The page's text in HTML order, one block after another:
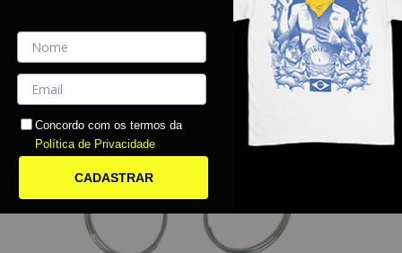
Concordo com os termos da
Política de Privacidade
CADASTRAR